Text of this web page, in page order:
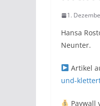
1.
Hansa
Neunter.
Artikel
und-
Paywall